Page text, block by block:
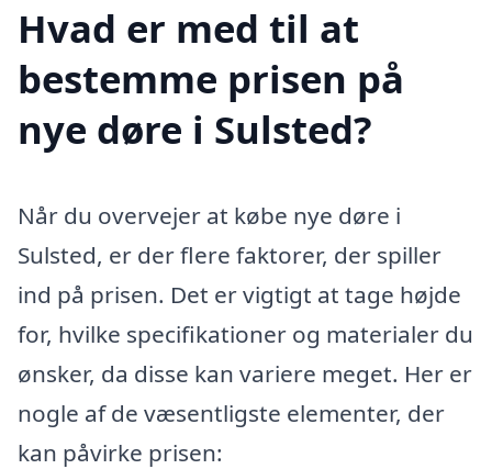
Hvad er med til at
bestemme prisen på
nye døre i Sulsted?
Når du overvejer at købe nye døre i
Sulsted, er der flere faktorer, der spiller
ind på prisen. Det er vigtigt at tage højde
for, hvilke specifikationer og materialer du
ønsker, da disse kan variere meget. Her er
nogle af de væsentligste elementer, der
kan påvirke prisen: